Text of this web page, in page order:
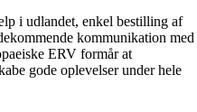
i udlandet, enkel bestilling af
kommunikation med
ERV formår at
gode oplevelser under hele